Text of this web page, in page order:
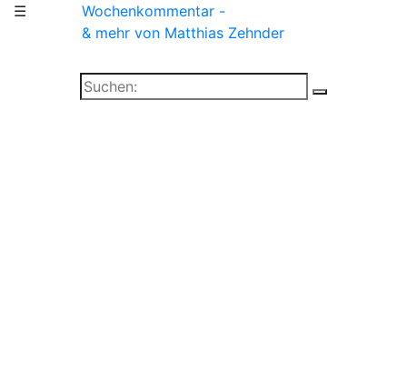
☰
Wochenkommentar -
& mehr von Matthias Zehnder